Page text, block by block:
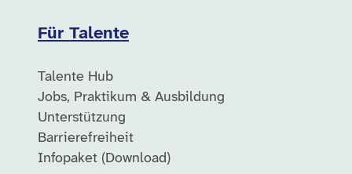
Für Talente
Talente Hub
Jobs, Praktikum & Ausbildung
Unterstützung
Barrierefreiheit
Infopaket (Download)